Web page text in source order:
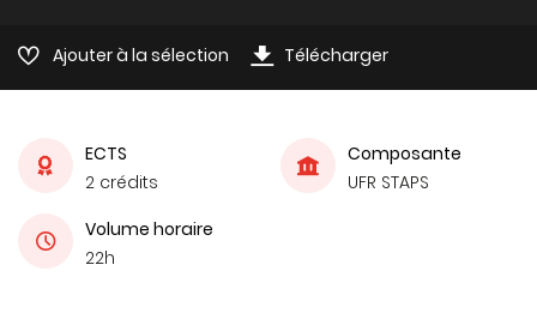
Ajouter à la sélection Télécharger
ECTS
2 crédits
Composante
UFR STAPS
Volume horaire
22h